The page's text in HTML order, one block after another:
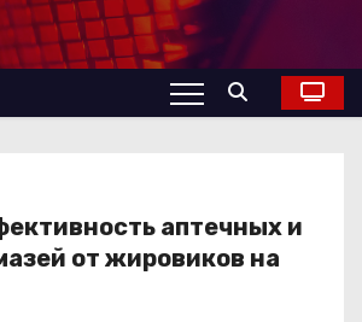
аптечных и
от жировиков на